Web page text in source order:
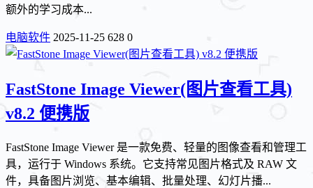
额外的学习成本...
电脑软件 2025-11-25 628 0
FastStone Image Viewer(图片查看工具)
v8.2 便携版
FastStone Image Viewer 是一款免费、轻量的图像查看和管理工
具，运行于 Windows 系统。它支持常见图片格式及 RAW 文
件，具备图片浏览、基本编辑、批量处理、幻灯片播...